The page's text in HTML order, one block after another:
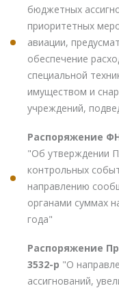
бюджетных
приоритетных
авиации,
обеспечение
специальной
имуществом и
учреждений,
Распоряжение
"Об утверждении
контрольных
направлению
органами суммах
года"
Распоряжение
3532-р "О
ассигнований,